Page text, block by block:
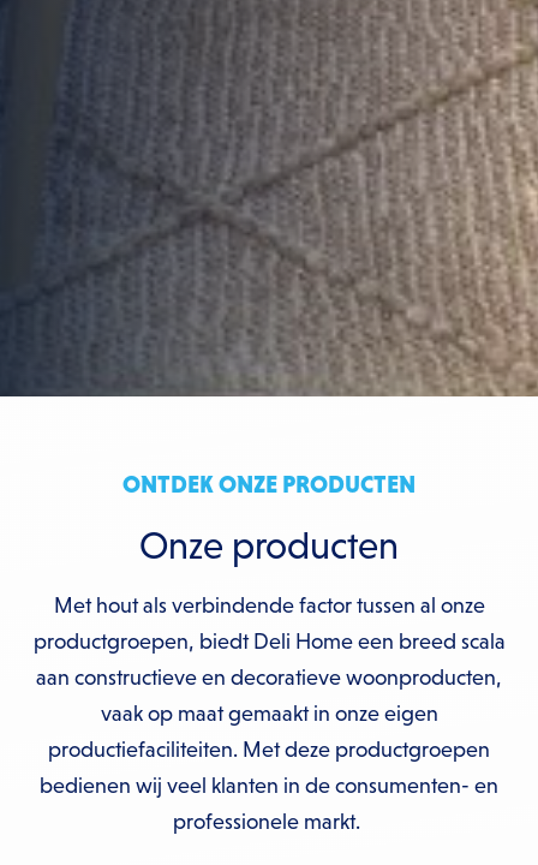
ONTDEK ONZE PRODUCTEN
Onze producten
Met hout als verbindende factor tussen al onze
productgroepen, biedt Deli Home een breed scala
aan constructieve en decoratieve woonproducten,
vaak op maat gemaakt in onze eigen
productiefaciliteiten. Met deze productgroepen
bedienen wij veel klanten in de consumenten- en
professionele markt.